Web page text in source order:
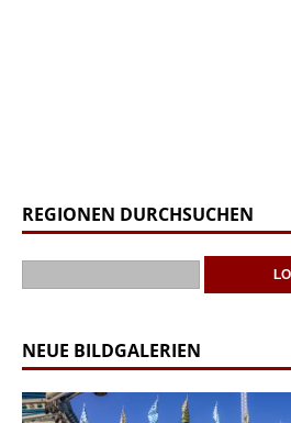
REGIONEN DURCHSUCHEN
NEUE BILDGALERIEN